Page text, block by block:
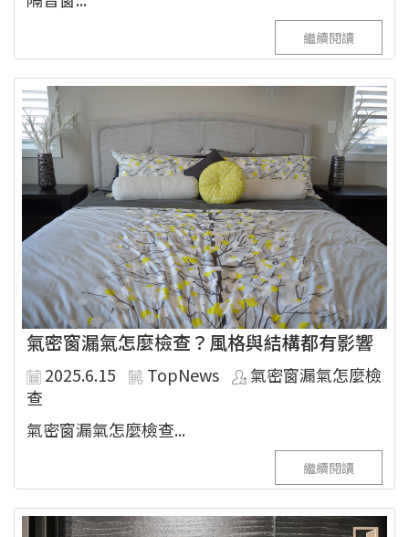
繼續閱讀
氣密窗漏氣怎麼檢查？風格與結構都有影響
2025.6.15 TopNews
氣密窗漏氣怎麼檢
查
氣密窗漏氣怎麼檢查...
繼續閱讀